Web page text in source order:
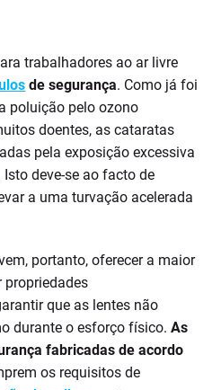
trabalhadores ao ar livre
de segurança. Como já foi
poluição pelo ozono
doentes, as cataratas
pela exposição excessiva
deve-se ao facto de
a uma turvação acelerada
portanto, oferecer a maior
propriedades
que as lentes não
durante o esforço físico.As
fabricadas de acordo
os requisitos de